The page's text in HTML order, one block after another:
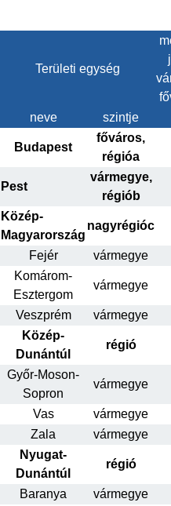
Területi egység
neve szintje
Budapest
főváros,
régióa
Pest
vármegye,
régiób
Közép-
Magyarország
nagyrégióc
Fejér vármegye
Komárom-
Esztergom
vármegye
Veszprém vármegye
Közép-
Dunántúl
régió
Győr-Moson-
Sopron
vármegye
Vas vármegye
Zala
vármegye
Nyugat-
Dunántúl
régió
Baranya vármegye